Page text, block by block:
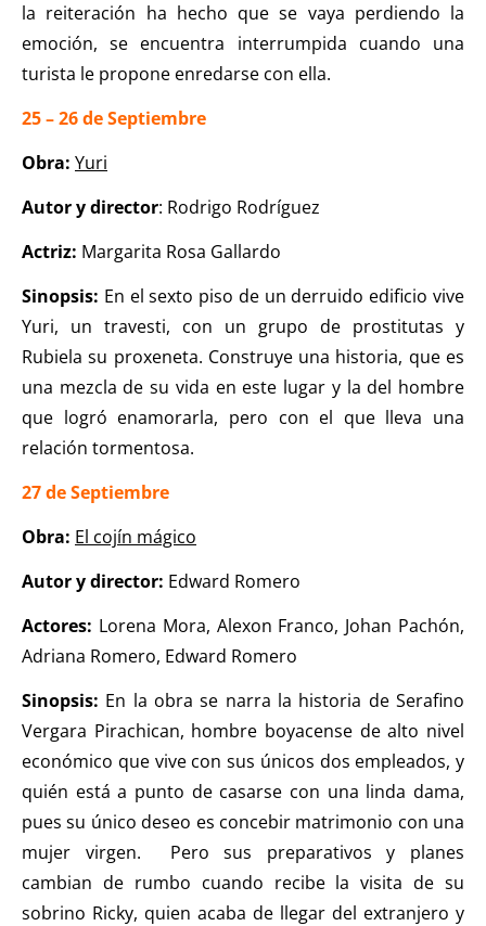
la reiteración ha hecho que se vaya perdiendo la
emoción, se encuentra interrumpida cuando una
turista le propone enredarse con ella.
25 – 26 de Septiembre
Obra: Yuri
Autor y director: Rodrigo Rodríguez
Actriz: Margarita Rosa Gallardo
Sinopsis: En el sexto piso de un derruido edificio vive
Yuri, un travesti, con un grupo de prostitutas y
Rubiela su proxeneta. Construye una historia, que es
una mezcla de su vida en este lugar y la del hombre
que logró enamorarla, pero con el que lleva una
relación tormentosa.
27 de Septiembre
Obra: El cojín mágico
Autor y director: Edward Romero
Actores: Lorena Mora, Alexon Franco, Johan Pachón,
Adriana Romero, Edward Romero
Sinopsis: En la obra se narra la historia de Serafino
Vergara Pirachican, hombre boyacense de alto nivel
económico que vive con sus únicos dos empleados, y
quién está a punto de casarse con una linda dama,
pues su único deseo es concebir matrimonio con una
mujer virgen. Pero sus preparativos y planes
cambian de rumbo cuando recibe la visita de su
sobrino Ricky, quien acaba de llegar del extranjero y